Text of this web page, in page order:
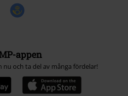
appen
nu och ta del av många fördelar!